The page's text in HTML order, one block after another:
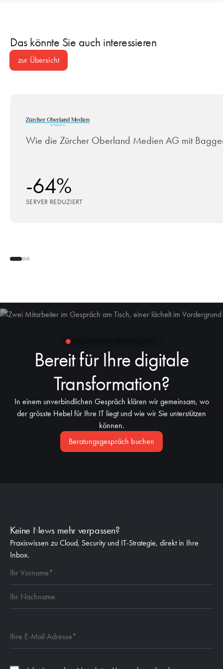
Das könnte Sie auch interessieren
zur Übersicht
Wie die Zürcher Oberland Medien AG mit
-64%
SERVER REDUZIERT
Bereit für Ihre digitale
Transformation?
In einem unverbindlichen Gespräch klären wir gemeinsam, wo
der grösste Hebel für Ihre IT liegt und wie wir Sie unterstützen
können.
Beratungsgespräch buchen
Keine News mehr verpassen?
Praxiswissen zu Cloud, Security und IT-Strategie, direkt in Ihre
Inbox.